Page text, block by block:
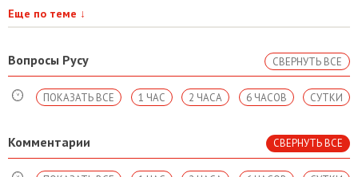
Еще по теме ↓
Вопросы Русу СВЕРНУТЬ ВСЕ
СУТКИ
6 ЧАСОВ
2 ЧАСА
1 ЧАС
ПОКАЗАТЬ ВСЕ
Комментарии СВЕРНУТЬ ВСЕ